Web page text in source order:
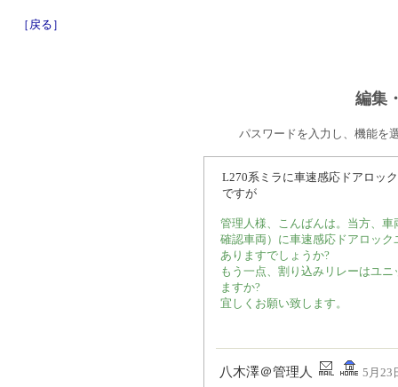
［戻る］
編集
パスワードを入力し、機能を
L270系ミラに車速感応ドアロッ
ですが
管理人様、こんばんは。当方、
確認車両）に車速感応ドアロッ
ありますでしょうか?
もう一点、割り込みリレーはユ
ますか?
宜しくお願い致します。
八木澤＠管理人 5月23